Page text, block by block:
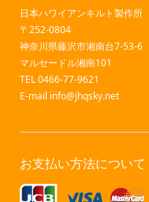
日本ハワイアンキルト製作所
〒252-0804
神奈川県藤沢市湘南台7-53-6
マルセードル湘南101
TEL 0466-77-9621
E-mail info@jhqsky.net
お支払い方法について